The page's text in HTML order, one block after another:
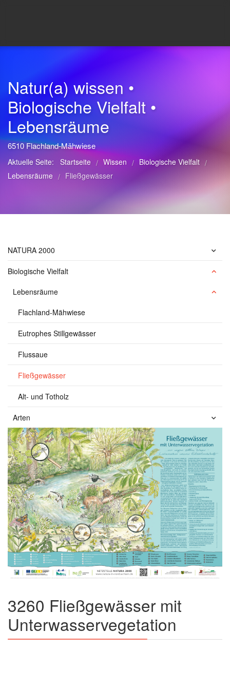
Natur(a) wissen •
Biologische Vielfalt •
Lebensräume
6510 Flachland-Mähwiese
Aktuelle Seite: Startseite / Wissen / Biologische Vielfalt /
Lebensräume / Fließgewässer
NATURA 2000
Biologische Vielfalt
Lebensräume
Flachland-Mähwiese
Eutrophes Stillgewässer
Flussaue
Fließgewässer
Alt- und Totholz
Arten
3260 Fließgewässer mit
Unterwasservegetation